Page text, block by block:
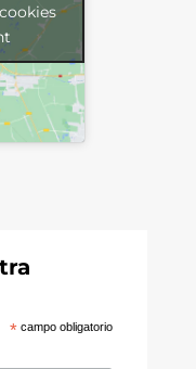
*campo obligatorio